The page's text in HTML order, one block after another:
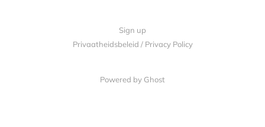
Sign up
Privaatheidsbeleid / Privacy Policy
Powered by Ghost